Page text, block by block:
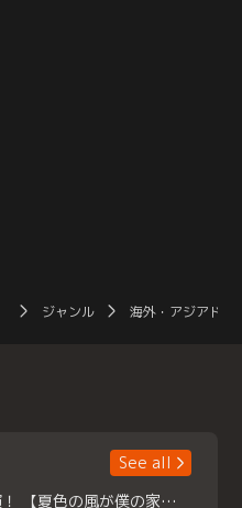
ジャンル 海外・アジアドラ
See all
浮所飛貴主演！ 【夏色の風が僕の家にやってきた】 本日よりテラサで独占配信スタート！